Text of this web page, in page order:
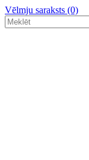
Vēlmju saraksts (0)